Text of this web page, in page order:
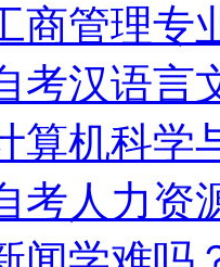
商管理专
考汉语言
算机科学
考人力资